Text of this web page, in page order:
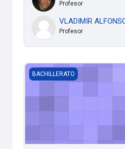
Profesor
VLADIMIR
Profesor
EXTENSIÓN - Gregori Bone -
BACHILLERATO